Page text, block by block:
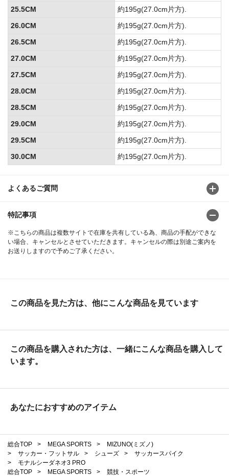
よくあるご質問
特記事項
※こちらの商品は複数サイトで在庫を共有している為、商品の手配ができな
い場合、キャンセルとさせていただきます。キャンセルの際は別途ご案内を
お送りしますので予めご了承ください。
25.5CM
約195g(27.0cm片方).
26.0CM
約195g(27.0cm片方).
26.5CM
約195g(27.0cm片方).
27.0CM
約195g(27.0cm片方).
27.5CM
約195g(27.0cm片方).
28.0CM
約195g(27.0cm片方).
28.5CM
約195g(27.0cm片方).
29.0CM
約195g(27.0cm片方).
29.5CM
約195g(27.0cm片方).
30.0CM
約195g(27.0cm片方).
この商品を見た方は、他にこんな商品を見ています
この商品を購入された方は、一緒にこんな商品を購入して
います。
あなたにおすすめのアイテム
総合TOP > MEGA SPORTS >
MIZUNO(ミズノ)
>
サッカー・フットサル > シューズ >
サッカースパイク
>
モナルシーダネオ3 PRO
総合TOP
> MEGA SPORTS >
競技・スポーツ